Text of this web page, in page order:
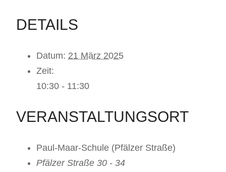
DETAILS
Datum: 21 März 2025
Zeit:
10:30 - 11:30
VERANSTALTUNGSORT
Paul-Maar-Schule (Pfälzer Straße)
Pfälzer Straße 30 - 34